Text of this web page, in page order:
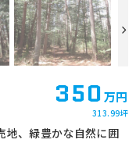
350万円
313.99坪
地、緑豊かな自然に囲